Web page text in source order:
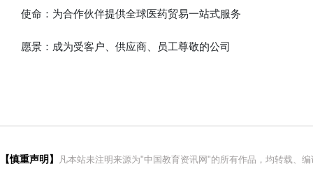
使命：为合作伙伴提供全球医药贸易一站式服务
愿景：成为受客户、供应商、员工尊敬的公司
【慎重声明】
凡本站未注明来源为"中国教育资讯网"的所有作品，均转载、